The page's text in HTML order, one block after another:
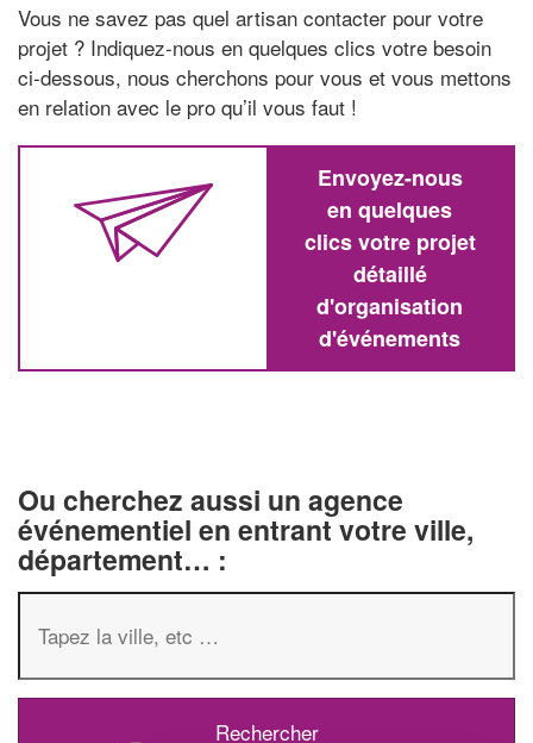
Vous ne savez pas quel artisan contacter pour votre
projet ? Indiquez-nous en quelques clics votre besoin
ci-dessous, nous cherchons pour vous et vous mettons
en relation avec le pro qu’il vous faut !
Envoyez-nous
en quelques
clics votre projet
détaillé
d'organisation
d'événements
Ou cherchez aussi un agence
événementiel en entrant votre ville,
département… :